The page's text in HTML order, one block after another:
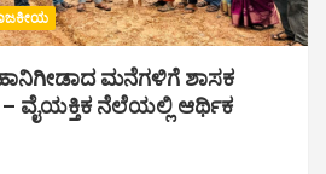
ಮನೆಗಳಿಗೆ ಶಾಸಕ
ವೈಯಕ್ತಿಕ ನೆಲೆಯಲ್ಲಿ ಆರ್ಥಿಕ‌